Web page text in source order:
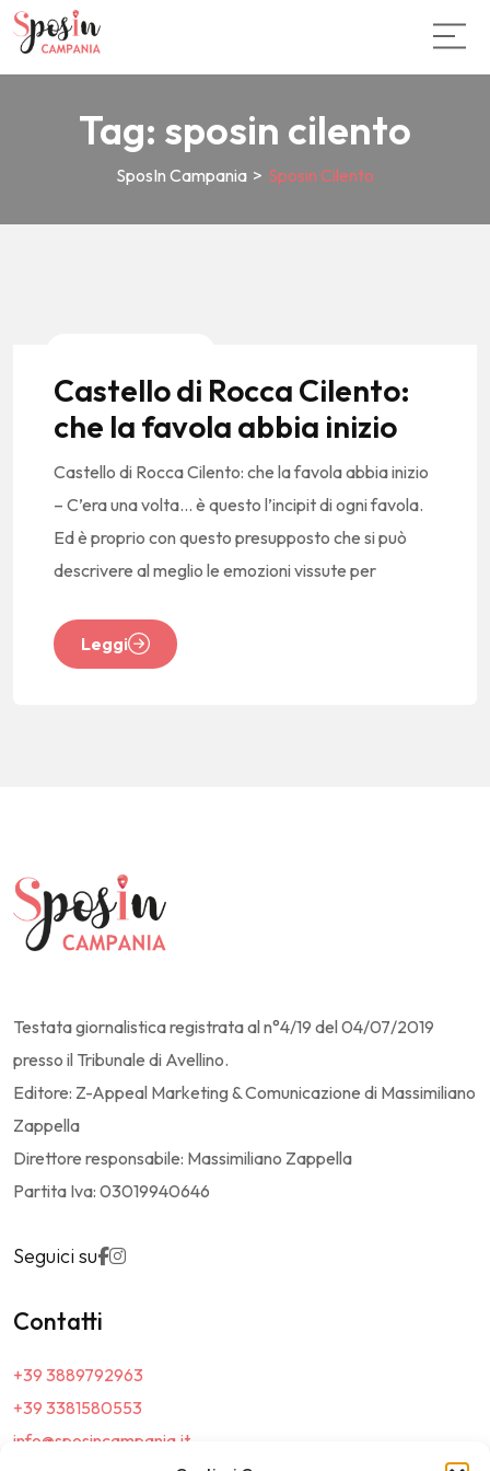
Tag: sposin cilento
SposIn Campania > Sposin Cilento
Castello di Rocca Cilento:
che la favola abbia inizio
Castello di Rocca Cilento: che la favola abbia inizio
– C’era una volta… è questo l’incipit di ogni favola.
Ed è proprio con questo presupposto che si può
descrivere al meglio le emozioni vissute per
Leggi
Testata giornalistica registrata al n°4/19 del 04/07/2019
presso il Tribunale di Avellino.
Editore: Z-Appeal Marketing & Comunicazione di Massimiliano
Zappella
Direttore responsabile: Massimiliano Zappella
Partita Iva: 03019940646
Seguici su
Contatti
+39 3889792963
+39 3381580553
info@sposincampania.it